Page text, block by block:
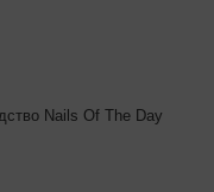
Nails Of The Day